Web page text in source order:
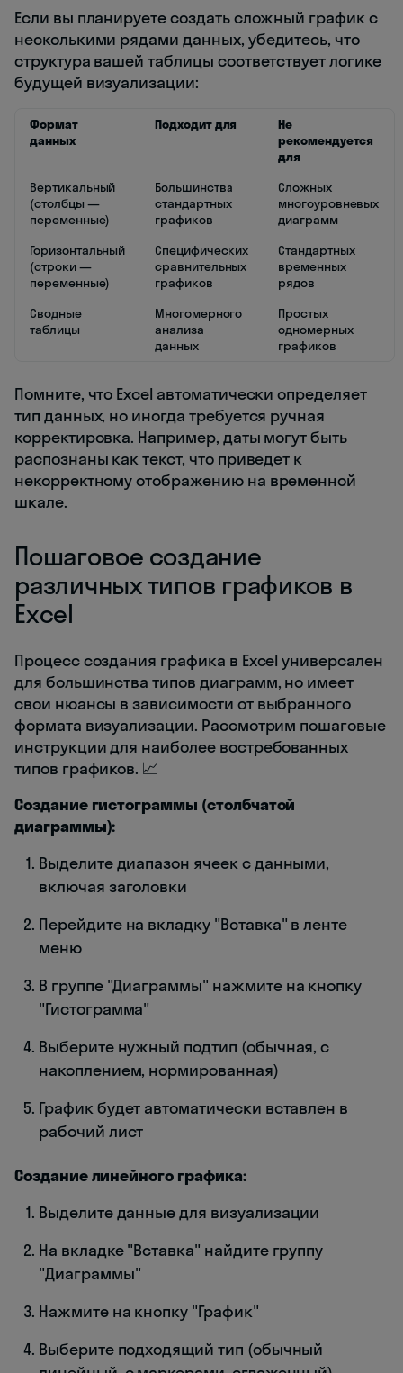
Если вы планируете создать сложный график с
несколькими рядами данных, убедитесь, что
структура вашей таблицы соответствует логике
будущей визуализации:
Формат
данных
Подходит для
Не
рекомендуется
для
Вертикальный
(столбцы —
переменные)
Большинства
стандартных
графиков
Сложных
многоуровневых
диаграмм
Горизонтальный
(строки —
переменные)
Специфических
сравнительных
графиков
Стандартных
временных
рядов
Сводные
таблицы
Многомерного
анализа
данных
Простых
одномерных
графиков
Помните, что Excel автоматически определяет
тип данных, но иногда требуется ручная
корректировка. Например, даты могут быть
распознаны как текст, что приведет к
некорректному отображению на временной
шкале.
Пошаговое создание
различных типов графиков в
Excel
Процесс создания графика в Excel универсален
для большинства типов диаграмм, но имеет
свои нюансы в зависимости от выбранного
формата визуализации. Рассмотрим пошаговые
инструкции для наиболее востребованных
типов графиков. 📈
Создание гистограммы (столбчатой
диаграммы):
Выделите диапазон ячеек с данными,
включая заголовки
Перейдите на вкладку "Вставка" в ленте
меню
В группе "Диаграммы" нажмите на кнопку
"Гистограмма"
Выберите нужный подтип (обычная, с
накоплением, нормированная)
График будет автоматически вставлен в
рабочий лист
Создание линейного графика:
Выделите данные для визуализации
На вкладке "Вставка" найдите группу
"Диаграммы"
Нажмите на кнопку "График"
Выберите подходящий тип (обычный